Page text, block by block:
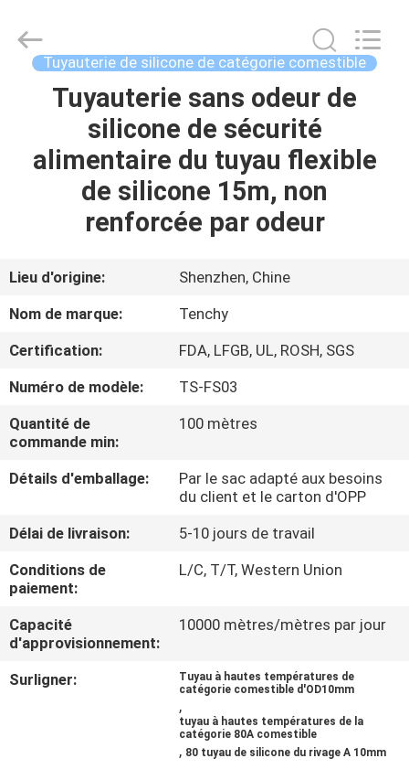
MAISON
PRODUITS
DE
NOUS
VISITE
D'USINE
CONTRÔLE
DE
CONTACTEZ-
NOUS
UNE
silicone
Fournisseur.
Copyright
siliconesealgasket.com.
Reserved.
Tuyauterie de silicone de catégorie comestible
Tuyauterie sans odeur de
silicone de sécurité
alimentaire du tuyau flexible
de silicone 15m, non
renforcée par odeur
Lieu d'origine:
Shenzhen, Chine
Nom de marque:
Tenchy
Certification:
FDA, LFGB, UL, ROSH, SGS
Numéro de modèle:
TS-FS03
Quantité de
commande min:
100 mètres
Détails d'emballage:
Par le sac adapté aux besoins
du client et le carton d'OPP
Délai de livraison:
5-10 jours de travail
Conditions de
paiement:
L/C, T/T, Western Union
Capacité
d'approvisionnement:
10000 mètres/mètres par jour
Surligner:
Tuyau à hautes températures de
catégorie comestible d'OD10mm
,
tuyau à hautes températures de la
catégorie 80A comestible
, 80 tuyau de silicone du rivage A 10mm